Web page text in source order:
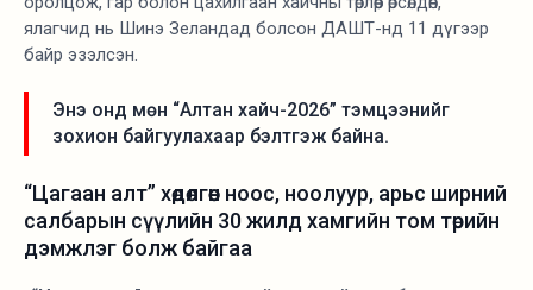
ялагчид нь Шинэ Зеландад болсон ДАШТ-нд 11 дүгээр
байр эзэлсэн.
Энэ онд мөн “Алтан хайч-2026” тэмцээнийг
зохион байгуулахаар бэлтгэж байна.
“Цагаан алт” хөдөлгөөн ноос, ноолуур, арьс ширний
салбарын сүүлийн 30 жилд хамгийн том төрийн
дэмжлэг болж байгаа